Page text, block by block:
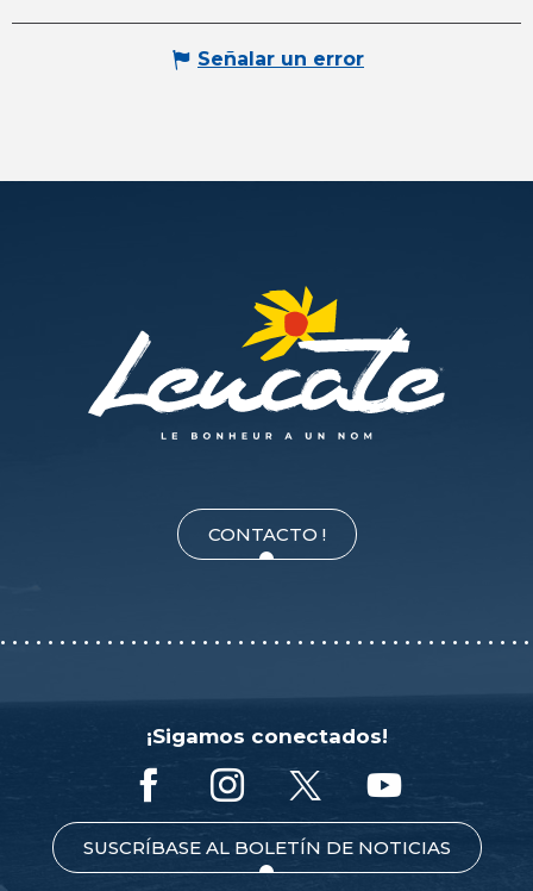
Señalar un error
CONTACTO !
¡Sigamos conectados!
SUSCRÍBASE AL BOLETÍN DE NOTICIAS